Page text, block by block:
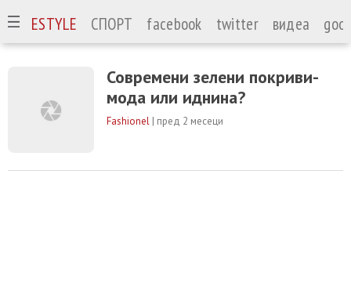
LIFESTYLE СПОРТ facebook twitter видеа
Современи зелени покриви-
мода или иднина?
Fashionel | пред 2 месеци